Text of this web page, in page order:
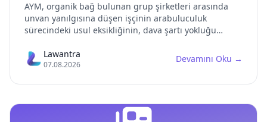
Hakkı
AYM, organik bağ bulunan grup şirketleri arasında
unvan yanılgısına düşen işçinin arabuluculuk
sürecindeki usul eksikliğinin, dava şartı yokluğu
hakkının ihlali olarak değerlendirdi. Karar, usul
ekonomisi, dürüstlük kuralı ve ölçülülük ilkesi
Lawantra
07.08.2026
Devamını Oku →